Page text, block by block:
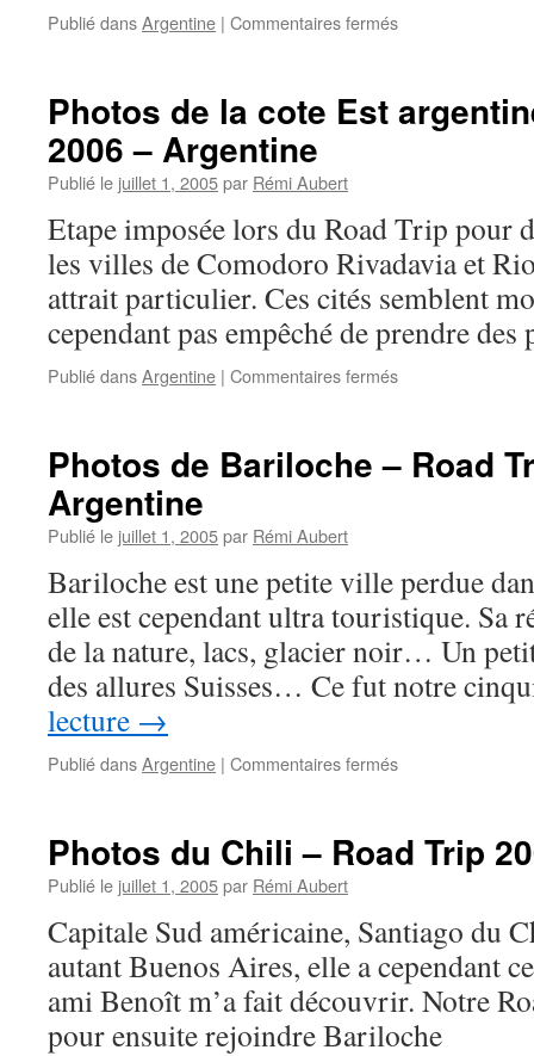
Publié dansArgentine | Commentaires ferméssur
Moreno
–
Argentine
Photos de la cote Est
2006 – Argentine
Publié le juillet 1, 2005par Rémi Aubert
Etape imposée lors du Road Trip pour
les villes de Comodoro Rivadavia et
attrait particulier. Ces cités semblent
cependant pas empêché de prendre
Publié dansArgentine | Commentaires ferméssur
cote
Trip
2006
Argentine
Photos de Bariloche – Road
Argentine
Publié le juillet 1, 2005par Rémi Aubert
Bariloche est une petite ville perdue
elle est cependant ultra touristique. Sa
de la nature, lacs, glacier noir… Un
des allures Suisses… Ce fut notre
lecture →
Publié dansArgentine | Commentaires ferméssur
–
2006
Argentine
Photos du Chili – Road Trip
Publié le juillet 1, 2005par Rémi Aubert
Capitale Sud américaine, Santiago du
autant Buenos Aires, elle a cependant
ami Benoît m’a fait découvrir. Notre
pour ensuite rejoindre Bariloche